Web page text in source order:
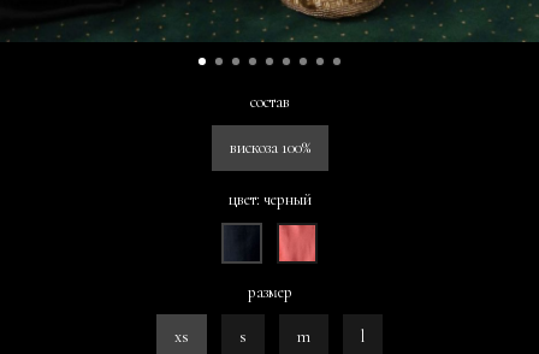
состав
вискоза 100%
цвет: черный
размер
xs s m l